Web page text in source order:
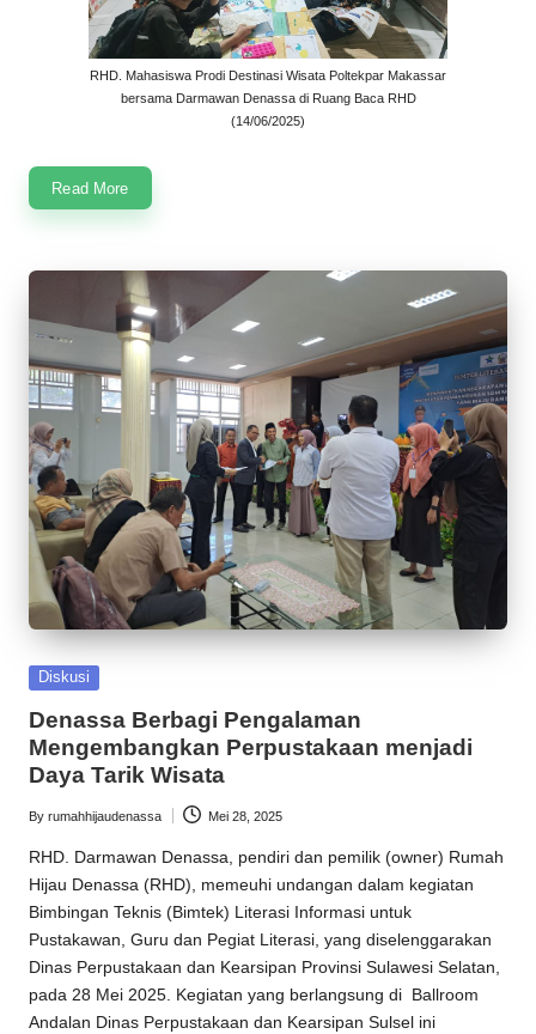
RHD. Mahasiswa Prodi Destinasi Wisata Poltekpar Makassar
bersama Darmawan Denassa di Ruang Baca RHD
(14/06/2025)
Read More
Posted
Diskusi
Denassa Berbagi Pengalaman
Mengembangkan Perpustakaan menjadi
Daya Tarik Wisata
Posted
by
By rumahhijaudenassa Mei 28, 2025
RHD . Darmawan Denassa, pendiri dan pemilik (owner) Rumah
Hijau Denassa (RHD), memeuhi undangan dalam kegiatan
Bimbingan Teknis (Bimtek) Literasi Informasi untuk
Pustakawan, Guru dan Pegiat Literasi, yang diselenggarakan
Dinas Perpustakaan dan Kearsipan Provinsi Sulawesi Selatan,
pada 28 Mei 2025. Kegiatan yang berlangsung di Ballroom
Andalan Dinas Perpustakaan dan Kearsipan Sulsel ini